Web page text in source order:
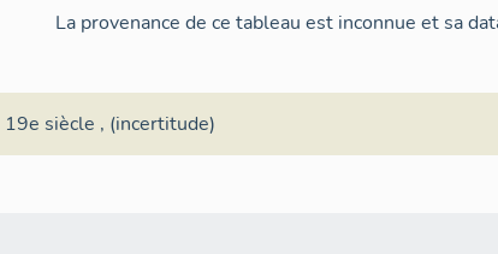
La provenance de ce tableau est inconnue et sa
19e siècle , (incertitude)